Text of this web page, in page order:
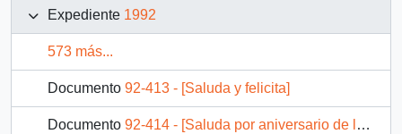
Expediente 1992
573 más...
Documento 92-413 - [Saluda y felicita]
Documento 92-414 - [Saluda por aniversario de la comuna]